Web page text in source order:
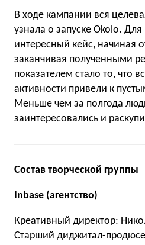
В ходе кампании вся
узнала о запуске Okolo.
интересный кейс, начиная
заканчивая полученными
показателем стало то, что
активности привели к
Меньше чем за полгода
заинтересовались и
Состав творческой группы
Inbase (агентство)
Креативный директор:
Старший диджитал-